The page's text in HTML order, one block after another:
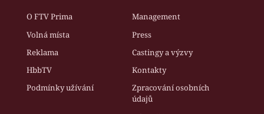
O FTV Prima
Management
Volná místa
Press
Reklama
Castingy a výzvy
HbbTV
Kontakty
Podmínky užívání
Zpracování osobních
údajů